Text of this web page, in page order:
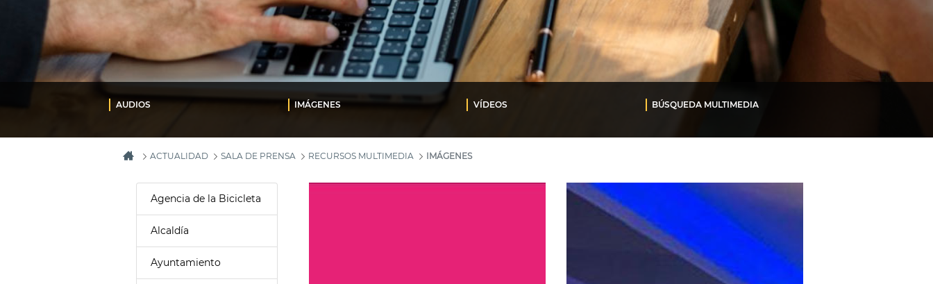
AUDIOS IMÁGENES VÍDEOS BÚSQUEDA MULTIMEDIA
ACTUALIDAD SALA DE PRENSA RECURSOS MULTIMEDIA IMÁGENES
Agencia de la Bicicleta
Alcaldía
Ayuntamiento